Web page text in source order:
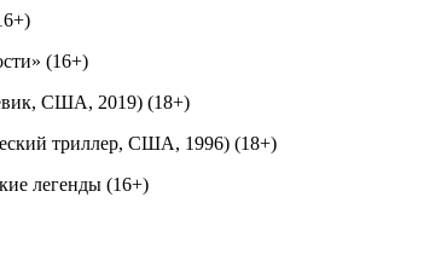
(16+)
США, 2019) (18+)
триллер, США, 1996) (18+)
легенды (16+)